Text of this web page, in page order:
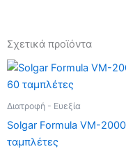
Σχετικά προϊόντα
Διατροφή - Ευεξία
Solgar Formula VM-
ταμπλέτες